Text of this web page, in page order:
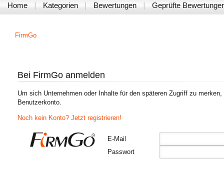
Home Kategorien Bewertungen Geprüfte
FirmGo
Bei FirmGo anmelden
Um sich Unternehmen oder Inhalte für den späteren Zugriff zu
Benutzerkonto.
Noch kein Konto? Jetzt registrieren!
E-Mail
Passwort